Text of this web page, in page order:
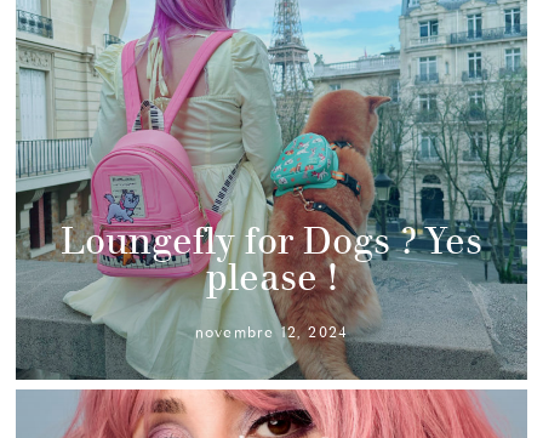
Loungefly for Dogs ? Yes
please !
novembre 12, 2024